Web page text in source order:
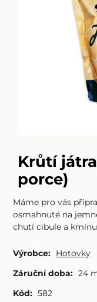
Krůtí
porce)
Máme pro vás
osmahnuté na
chutí cibule a kmínu
Výrobce: Hotovky
Záruční doba: 24
Kód: 582